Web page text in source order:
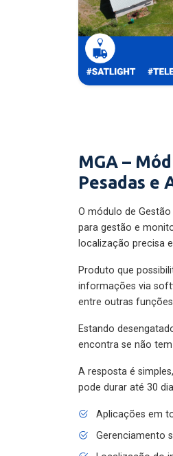
MGA –
Pesadas e
O módulo de
para gestão e
localização precisa
Produto que
informações via
entre outras funções.
Estando
encontra se não
A resposta é
pode durar até 30
Aplicações em
Gerenciamento
Localização do